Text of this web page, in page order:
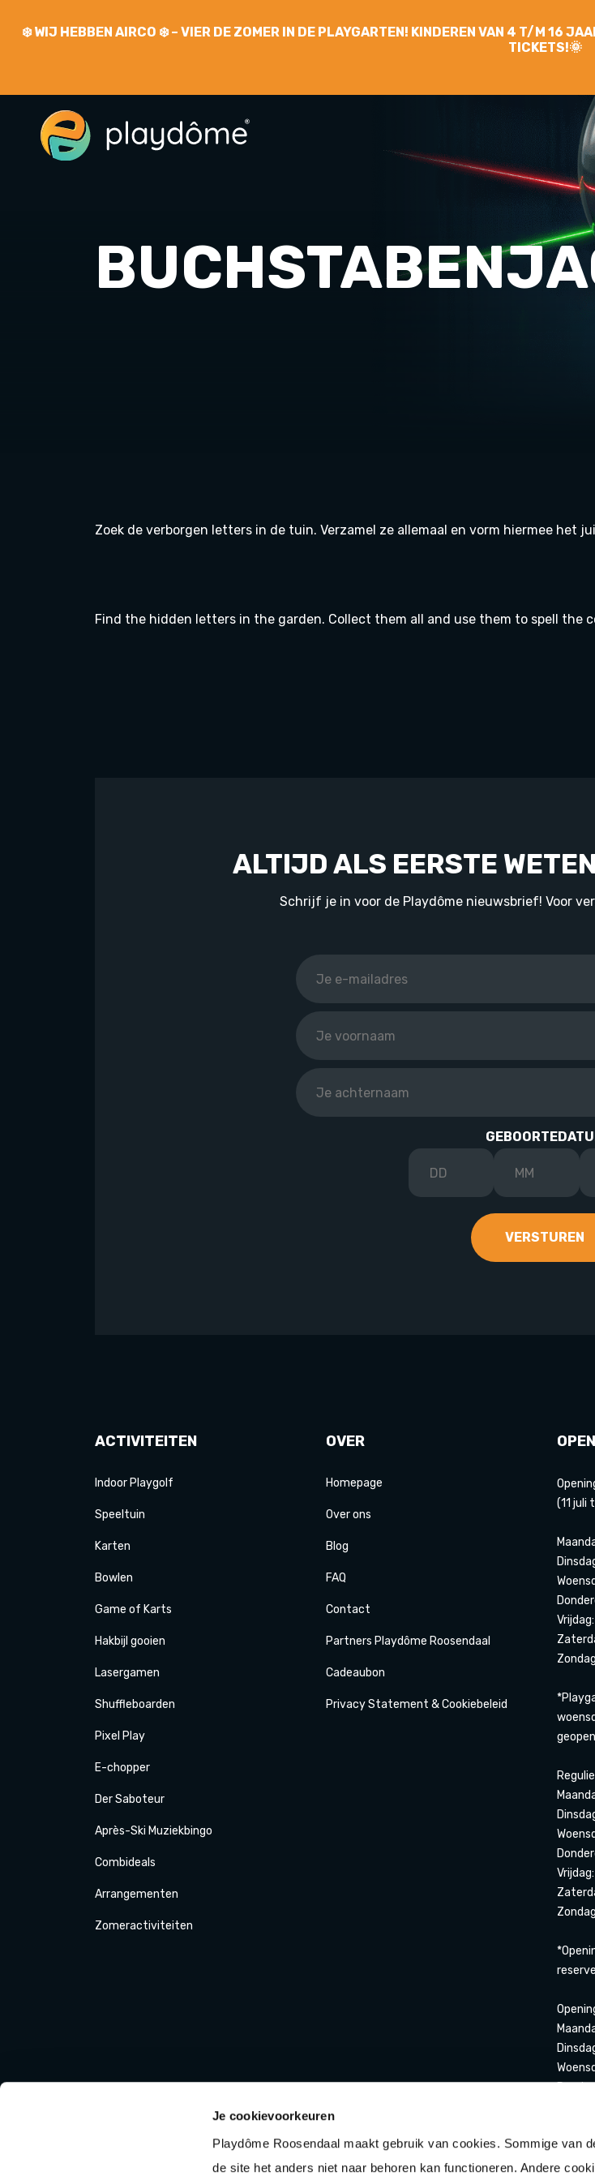
Je cookievoorkeuren
Playdôme Roosendaal maakt gebruik van cookies. Sommige van
de site het anders niet naar behoren kan functioneren. Andere
❄️WIJ HEBBEN AIRCO ❄️ – VIER DE ZOMER IN DE PLAYGARTEN! KINDEREN VAN 4 T/M 16
TICKETS!🌞
Zoek de verborgen letters in de tuin. Verzamel ze allemaal en vorm hiermee het
Find the hidden letters in the garden. Collect them all and use them to spell the
ALTIJD ALS EERSTE
Schrijf je in voor de Playdôme nieuwsbrief! Voor
ACTIVITEITEN
Indoor Playgolf
Speeltuin
Karten
Bowlen
Game of Karts
Hakbijl gooien
Lasergamen
Shuffleboarden
Pixel Play
E-chopper
DerSaboteur
Après-Ski Muziekbingo
Combideals
Arrangementen
Zomeractiviteiten
OVER
Homepage
Over ons
Blog
FAQ
Contact
Partners Playdôme Roosendaal
Cadeaubon
Privacy Statement & Cookiebeleid
(11